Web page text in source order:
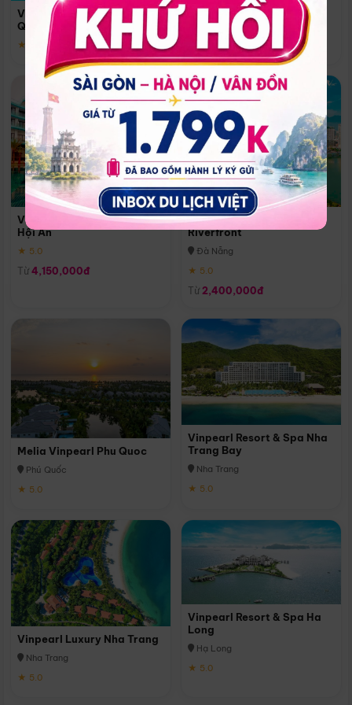
Vinpearl Resort & Spa Phu
Quoc
★ 5.0
Quoc
Phú Quốc
★ 5.0
Vinpearl Resort & Golf Nam
Hội An
★ 5.0
Từ 4,150,000đ
Melia Vinpearl Danang
Riverfront
Đà Nẵng
★ 5.0
Từ 2,400,000đ
Melia Vinpearl Phu Quoc
Phú Quốc
★ 5.0
Vinpearl Resort & Spa Nha
Trang Bay
Nha Trang
★ 5.0
Vinpearl Luxury Nha Trang
Nha Trang
★ 5.0
Vinpearl Resort & Spa Ha
Long
Hạ Long
★ 5.0